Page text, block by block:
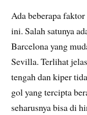
Ada beberapa
ini. Salah satunya
Barcelona yang
Sevilla. Terlihat
tengah dan kiper
gol yang tercipta
seharusnya bisa di